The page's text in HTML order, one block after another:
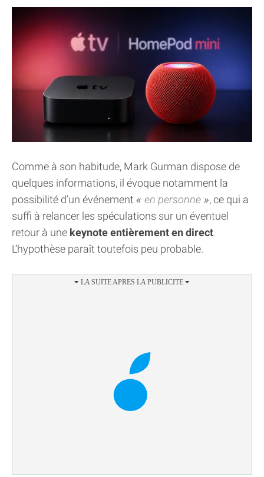
Comme à son habitude, Mark Gurman dispose de
quelques informations, il évoque notamment la
possibilité d’un événement
en personne
, ce qui a
suffi à relancer les spéculations sur un éventuel
retour à une keynote entièrement en direct.
L’hypothèse paraît toutefois peu probable.